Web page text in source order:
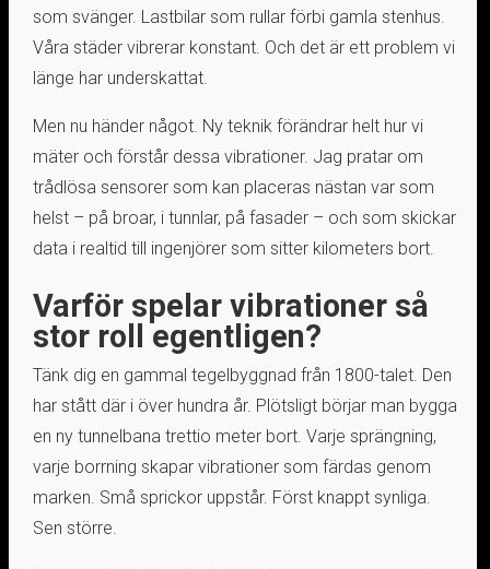
som svänger. Lastbilar som rullar förbi gamla stenhus.
Våra städer vibrerar konstant. Och det är ett problem vi
länge har underskattat.
Men nu händer något. Ny teknik förändrar helt hur vi
mäter och förstår dessa vibrationer. Jag pratar om
trådlösa sensorer som kan placeras nästan var som
helst – på broar, i tunnlar, på fasader – och som skickar
data i realtid till ingenjörer som sitter kilometers bort.
Varför spelar vibrationer så
stor roll egentligen?
Tänk dig en gammal tegelbyggnad från 1800-talet. Den
har stått där i över hundra år. Plötsligt börjar man bygga
en ny tunnelbana trettio meter bort. Varje sprängning,
varje borrning skapar vibrationer som färdas genom
marken. Små sprickor uppstår. Först knappt synliga.
Sen större.